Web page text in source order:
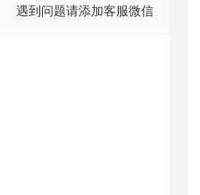
遇到问题请添加客服微信